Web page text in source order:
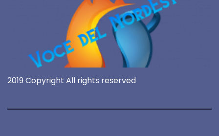
2019 Copyright All rights reserved